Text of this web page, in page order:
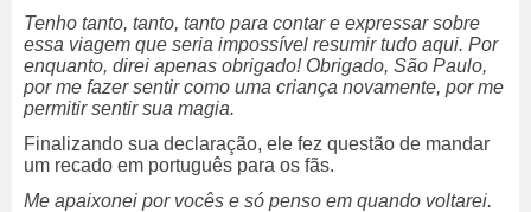
Tenho tanto, tanto, tanto para contar e expressar sobre
essa viagem que seria impossível resumir tudo aqui. Por
enquanto, direi apenas obrigado! Obrigado, São Paulo,
por me fazer sentir como uma criança novamente, por me
permitir sentir sua magia.
Finalizando sua declaração, ele fez questão de mandar
um recado em português para os fãs.
Me apaixonei por vocês e só penso em quando voltarei.